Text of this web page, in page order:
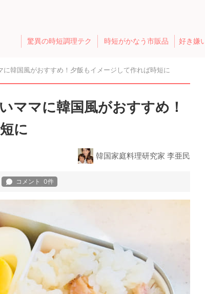
驚異の時短調理テク 時短がかなう市販品 好き嫌
に韓国風がおすすめ！夕飯もイメージして作れば時短に
ママに韓国風がおすすめ！
に
韓国家庭料理研究家 李亜民